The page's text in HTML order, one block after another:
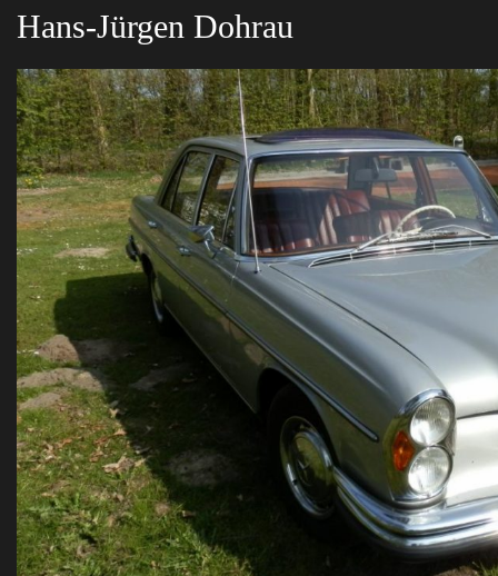
Hans-Jürgen Dohrau